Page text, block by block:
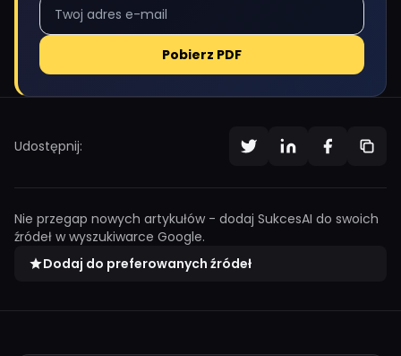
Pobierz PDF
Udostępnij:
Nie przegap nowych artykułów - dodaj SukcesAI do swoich
źródeł w wyszukiwarce Google.
Dodaj do preferowanych źródeł